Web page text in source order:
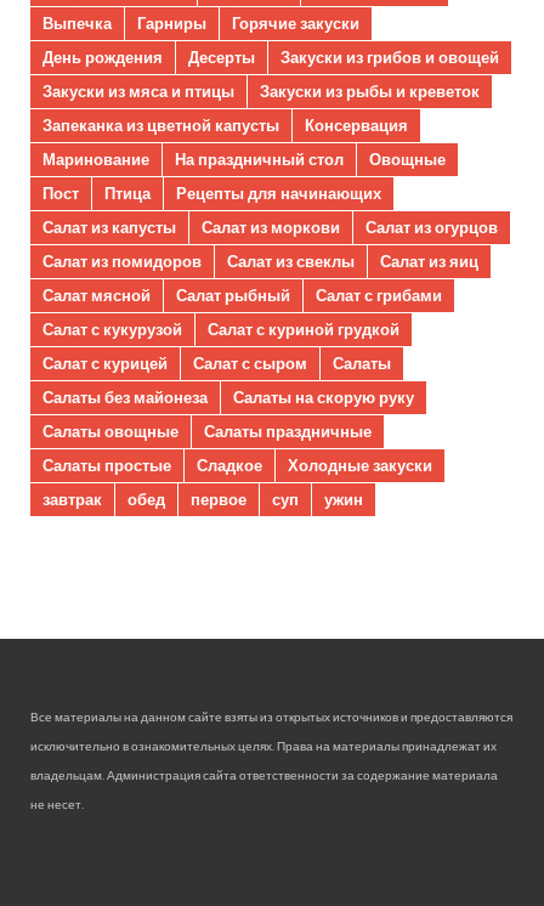
Выпечка
Гарниры
Горячие закуски
День рождения
Десерты
Закуски из грибов и овощей
Закуски из мяса и птицы
Закуски из рыбы и креветок
Запеканка из цветной капусты
Консервация
Маринование
На праздничный стол
Овощные
Пост
Птица
Рецепты для начинающих
Салат из капусты
Салат из моркови
Салат из огурцов
Салат из помидоров
Салат из свеклы
Салат из яиц
Салат мясной
Салат рыбный
Салат с грибами
Салат с кукурузой
Салат с куриной грудкой
Салат с курицей
Салат с сыром
Салаты
Салаты без майонеза
Салаты на скорую руку
Салаты овощные
Салаты праздничные
Салаты простые
Сладкое
Холодные закуски
завтрак
обед первое суп ужин
Все материалы на данном сайте взяты из открытых источников и предоставляются
исключительно в ознакомительных целях. Права на материалы принадлежат их
владельцам. Администрация сайта ответственности за содержание материала
не несет.